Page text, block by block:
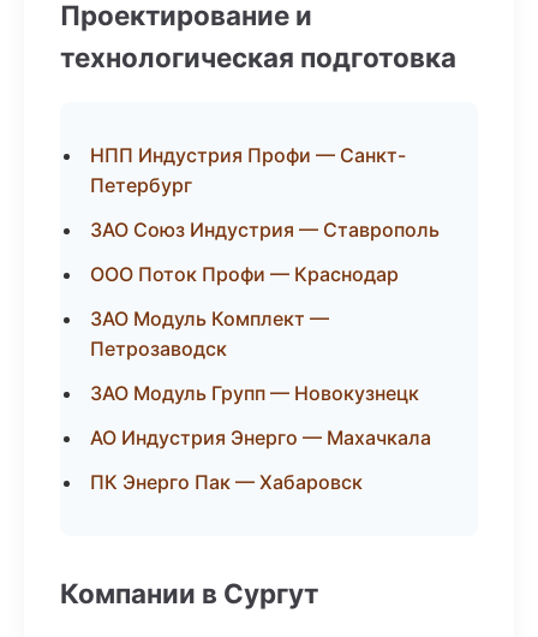
Проектирование и
технологическая подготовка
НПП Индустрия Профи — Санкт-
Петербург
ЗАО Союз Индустрия — Ставрополь
ООО Поток Профи — Краснодар
ЗАО Модуль Комплект —
Петрозаводск
ЗАО Модуль Групп — Новокузнецк
АО Индустрия Энерго — Махачкала
ПК Энерго Пак — Хабаровск
Компании в Сургут